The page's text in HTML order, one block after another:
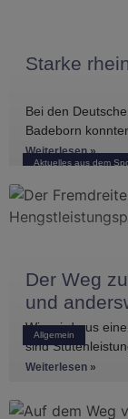
Aktuelles aus dem
Starke
Bei den
Badeborn
mehreren
Koitka erreichte
Weiterlesen »
Allgemein
Der Weg
und
Wie wird aus
sind
Einblicke in die
Weiterlesen »